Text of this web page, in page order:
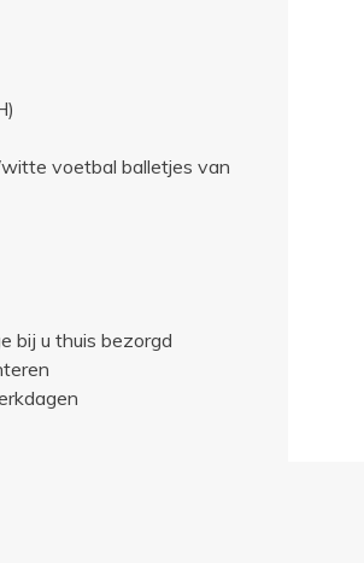
voetbal balletjes van
bij u thuis bezorgd